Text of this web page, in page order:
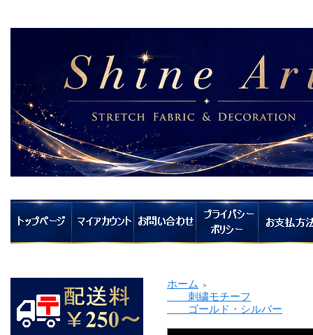
ホーム ＞
刺繍モチーフ
ゴールド・シルバー